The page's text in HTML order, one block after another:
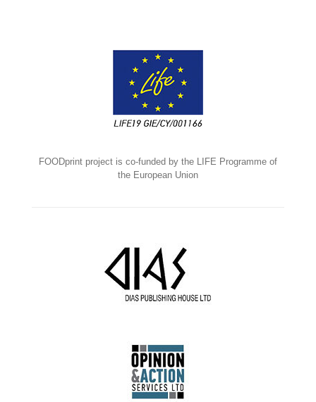
FOODprint project is co-funded by the LIFE Programme of
the European Union